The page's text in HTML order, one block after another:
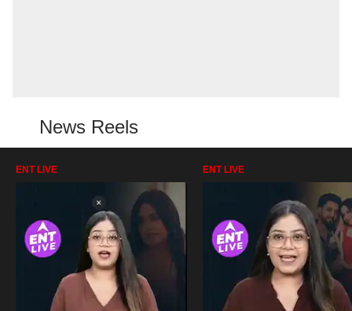
News Reels
ENT LIVE ENT LIVE